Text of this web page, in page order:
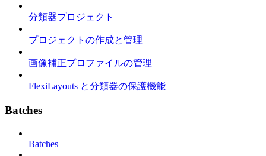
分類器プロジェクト
プロジェクトの作成と管理
画像補正プロファイルの管理
FlexiLayouts と分類器の保護機能
Batches
Batches